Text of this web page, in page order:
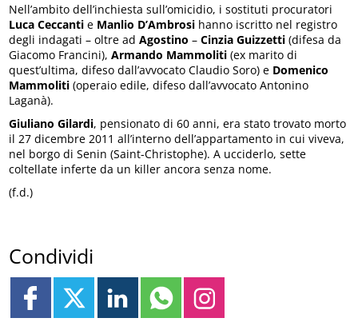
Nell’ambito dell’inchiesta sull’omicidio, i sostituti procuratori
Luca Ceccanti e Manlio D’Ambrosi hanno iscritto nel registro
degli indagati – oltre adAgostino –Cinzia Guizzetti(difesa da
Giacomo Francini),Armando Mammoliti (ex marito di
quest’ultima, difeso dall’avvocato Claudio Soro) e Domenico
Mammoliti (operaio edile, difeso dall’avvocato Antonino
Laganà).
Giuliano Gilardi, pensionato di 60 anni, era stato trovato morto
il 27 dicembre 2011 all’interno dell’appartamento in cui viveva,
nel borgo di Senin (Saint-Christophe). A ucciderlo, sette
coltellate inferte da un killer ancora senza nome.
(f.d.)
Condividi